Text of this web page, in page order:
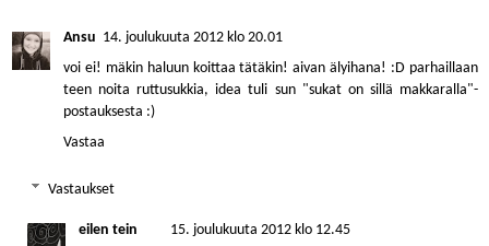
Ansu 14. joulukuuta 2012 klo 20.01
voi ei! mäkin haluun koittaa tätäkin! aivan älyihana! :D parhaillaan
teen noita ruttusukkia, idea tuli sun "sukat on sillä makkaralla"-
postauksesta :)
Vastaa
Vastaukset
eilen tein
15. joulukuuta 2012 klo 12.45